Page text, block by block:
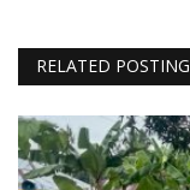
RELATED POSTING